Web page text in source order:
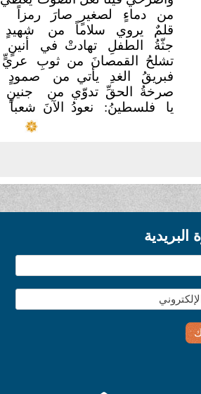
من دماءٍ لصغيرٍ صارَ
رمزاً
قلمٌ يروي سلاماً من
شهيدٍ
جثّةُ الطفلِ تهادتْ في
أنينٍ
تشلحُ القمصانَ من ثوبِ
عريٍّ
فبريقُ الغدِ يأتي من
صمودٍ
صرخةُ الحقِّ تدوّي من
جنينٍ
يا فلسطينُ: نعودُ الآنَ شعباً
البريدية